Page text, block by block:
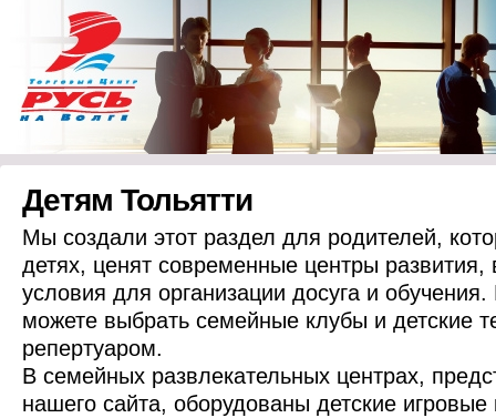
Детям Тольятти
Мы создали этот раздел для родителей,
детях, ценят современные центры развития,
условия для организации досуга и
можете выбрать семейные клубы и детские
репертуаром.
В семейных развлекательных центрах,
нашего сайта, оборудованы детские